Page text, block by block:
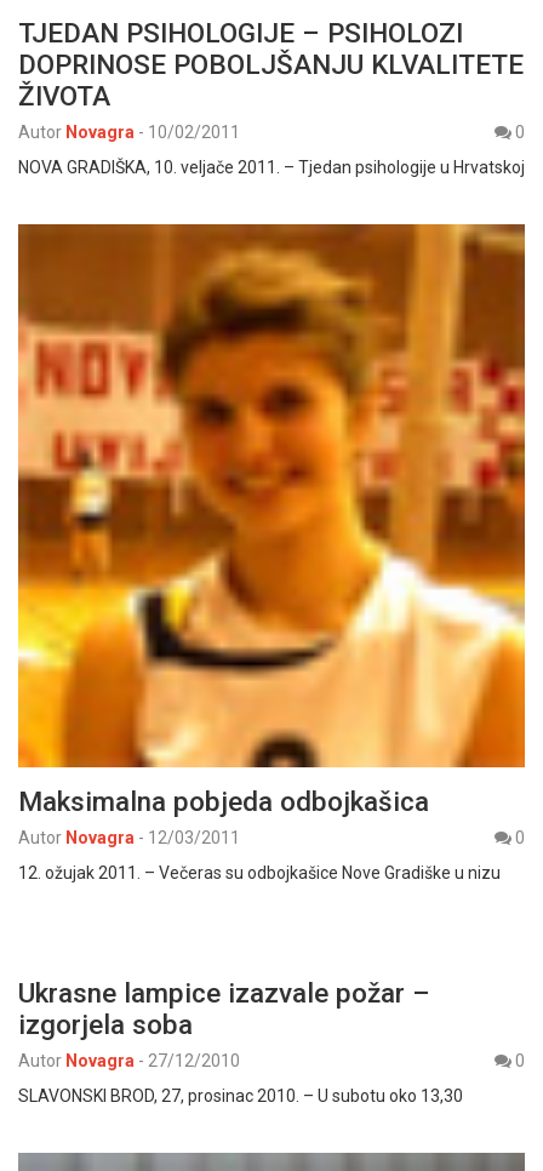
TJEDAN PSIHOLOGIJE – PSIHOLOZI
DOPRINOSE POBOLJŠANJU KLVALITETE
ŽIVOTA
Autor Novagra - 10/02/2011
0
NOVA GRADIŠKA, 10. veljače 2011. – Tjedan psihologije u Hrvatskoj
Maksimalna pobjeda odbojkašica
Autor Novagra - 12/03/2011
0
12. ožujak 2011. – Večeras su odbojkašice Nove Gradiške u nizu
Ukrasne lampice izazvale požar –
izgorjela soba
Autor Novagra - 27/12/2010
0
SLAVONSKI BROD, 27, prosinac 2010. – U subotu oko 13,30